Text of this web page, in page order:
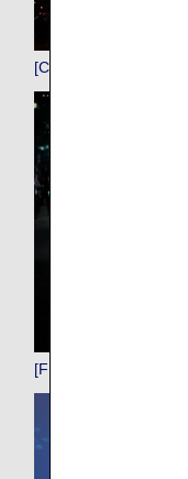
[CTS]新千歳
[FUK]福岡